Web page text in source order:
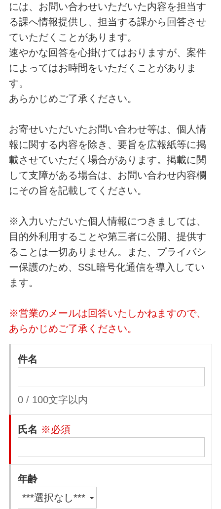
には、お問い合わせいただいた内容を担当す
る課へ情報提供し、担当する課から回答させ
ていただくことがあります。
速やかな回答を心掛けてはおりますが、案件
によってはお時間をいただくことがありま
す。
あらかじめご了承ください。
お寄せいただいたお問い合わせ等は、個人情
報に関する内容を除き、要旨を広報紙等に掲
載させていただく場合があります。掲載に関
して支障がある場合は、お問い合わせ内容欄
にその旨を記載してください。
※入力いただいた個人情報につきましては、
目的外利用することや第三者に公開、提供す
ることは一切ありません。また、プライバシ
ー保護のため、SSL暗号化通信を導入してい
ます。
※営業のメールは回答いたしかねますので、
あらかじめご了承ください。
件名
0 / 100文字以内
氏名 ※必須
年齢